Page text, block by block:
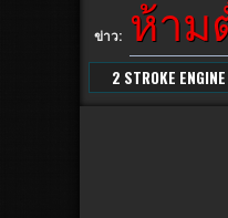
ข่าว: ห้าม
2 STROKE